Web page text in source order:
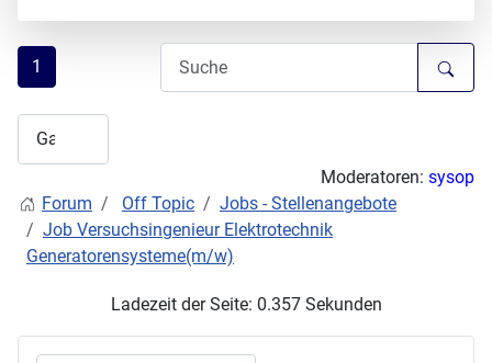
1
Moderatoren: sysop
Forum
Off Topic
Jobs - Stellenangebote
Job Versuchsingenieur Elektrotechnik
Generatorensysteme(m/w)
Ladezeit der Seite: 0.357 Sekunden